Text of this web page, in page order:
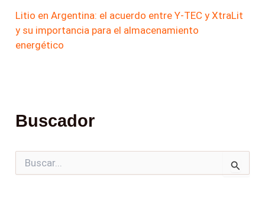
Litio en Argentina: el acuerdo entre Y-TEC y XtraLit
y su importancia para el almacenamiento
energético
Buscador
u